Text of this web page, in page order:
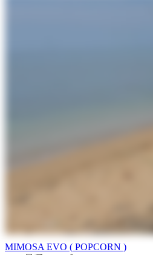
MIMOSA EVO ( POPCORN )